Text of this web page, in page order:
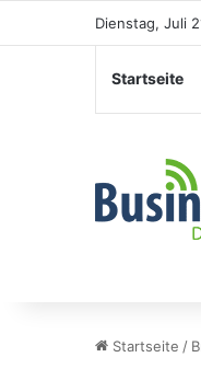
Dienstag, Juli
Startseite
Startseite /